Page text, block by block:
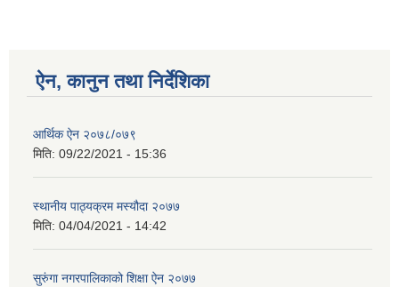
ऐन, कानुन तथा निर्देशिका
आर्थिक ऐन २०७८/०७९
मिति: 09/22/2021 - 15:36
स्थानीय पाठ्यक्रम मस्यौदा २०७७
मिति: 04/04/2021 - 14:42
सुरुंगा नगरपालिकाको शिक्षा ऐन २०७७